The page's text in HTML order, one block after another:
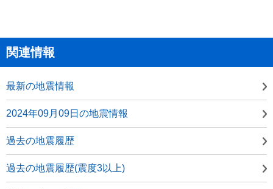
関連情報
最新の地震情報
2024年09月09日の地震情報
過去の地震履歴
過去の地震履歴(震度3以上)